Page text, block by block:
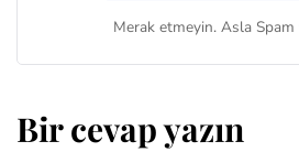
Merak etmeyin. Asla Spam
Bir cevap yazın